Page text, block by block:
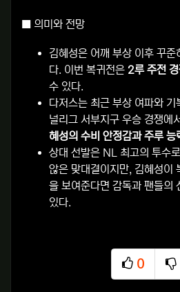
■ 의미와 전망
김혜성은 어깨 부상 이후 꾸
다. 이번 복귀전은 2루 주전
수 있다.
다저스는 최근 부상 여파와 기
널리그 서부지구 우승 경쟁에
혜성의 수비 안정감과 주루 능
상대 선발은 NL 최고의 투수
않은 맞대결이지만, 김혜성이
을 보여준다면 감독과 팬들의
있다.
0
추천